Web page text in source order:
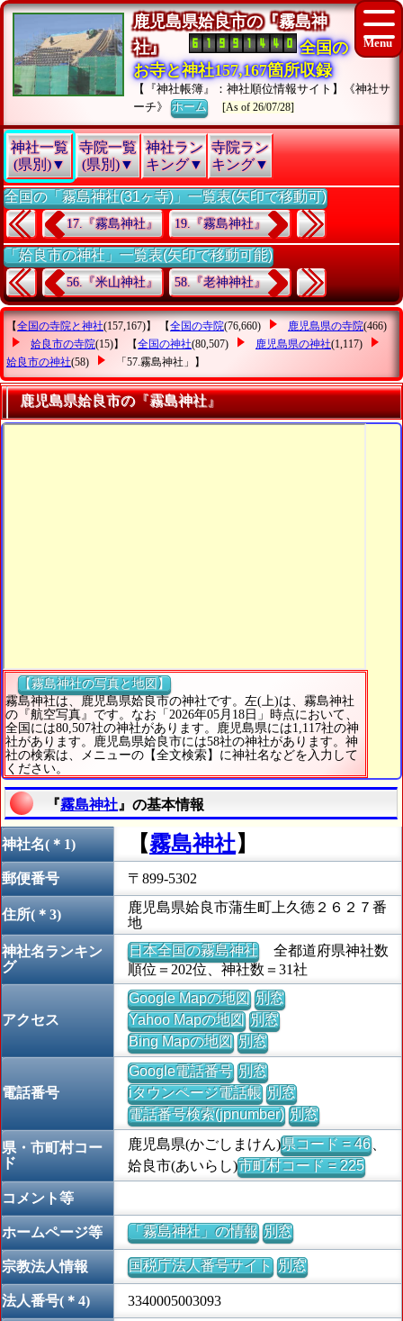
鹿児島県姶良市の『霧島神
社』
全国の
お寺と神社157,167箇所収録
【『神社帳簿』：神社順位情報サイト】《神社サ
ーチ》ホーム [As of 26/07/28]
神社一覧
(県別)▼
寺院一覧
(県別)▼
神社ラン
キング▼
寺院ラン
キング▼
全国の「霧島神社(31ヶ寺)」一覧表(矢印で移動可)
17.『霧島神社』 19.『霧島神社』
「姶良市の神社」一覧表(矢印で移動可能)
56.『米山神社』 58.『老神神社』
【全国の寺院と神社(157,167)】 【全国の寺院(76,660) 鹿児島県の寺院(466)
姶良市の寺院(15)】 【全国の神社(80,507) 鹿児島県の神社(1,117)
姶良市の神社(58) 「57.霧島神社」 】
鹿児島県姶良市の『霧島神社』
【霧島神社の写真と地図】
霧島神社は、鹿児島県姶良市の神社です。左(上)は、霧島神社
の『航空写真』です。なお「2026年05月18日」時点において、
全国には80,507社の神社があります。鹿児島県には1,117社の神
社があります。鹿児島県姶良市には58社の神社があります。神
社の検索は、メニューの【全文検索】に神社名などを入力して
ください。
『霧島神社 』の基本情報
神社名(＊1) 【霧島神社】
郵便番号 〒899-5302
住所(＊3)
鹿児島県姶良市蒲生町上久徳２６２７番
地
神社名ランキン
グ
日本全国の霧島神社全都道府県神社数
順位＝202位、神社数＝31社
アクセス
Google Mapの地図 別窓
Yahoo Mapの地図 別窓
Bing Mapの地図 別窓
電話番号
Google電話番号 別窓
iタウンページ電話帳 別窓
電話番号検索(jpnumber) 別窓
県・市町村コー
ド
鹿児島県(かごしまけん)県コード = 46、
姶良市(あいらし)市町村コード = 225
コメント等
ホームページ等 「霧島神社」の情報 別窓
宗教法人情報 国税庁法人番号サイト 別窓
法人番号(＊4) 3340005003093